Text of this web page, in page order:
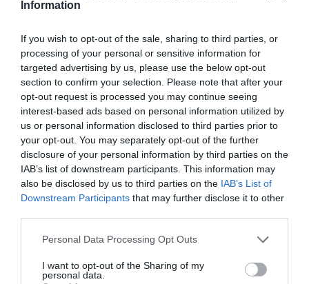
Information
If you wish to opt-out of the sale, sharing to third parties, or
processing of your personal or sensitive information for
targeted advertising by us, please use the below opt-out
section to confirm your selection. Please note that after your
opt-out request is processed you may continue seeing
interest-based ads based on personal information utilized by
us or personal information disclosed to third parties prior to
your opt-out. You may separately opt-out of the further
disclosure of your personal information by third parties on the
IAB’s list of downstream participants. This information may
also be disclosed by us to third parties on the IAB’s List of
Downstream Participants that may further disclose it to other
Please note that this website/app uses one or more Google
not limited to your visit or usage behaviour. You may click to
grant or deny consent to Google and its third-party tags to
Personal Data Processing Opt Outs
I want to opt-out of the Sharing of my
personal data.
a korhatárt, a kifizetés akkor is elindul az eredeti időpontban. Évi
maximum 130 000 Ft adójóváírás jár utána.
Nyugdíj-előtakarékossági Számla (NYESZ):
befektetőknek ajánlott, akik maguk szeretnék adni-venni az
értékpapírokat, részvényeket és állampapírokat. Maximális
szabadságot ad, alacsony költségekkel működik, de szakértelmet
is kíván. Az adójóváírás felső határa itt évi 100 000 forint.
Ez is érdekelhet!Nyugdíjra gyűjtenél? Itt a
segítség a számításhoz